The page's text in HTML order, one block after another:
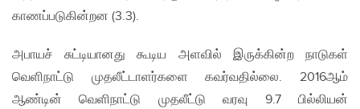
காணப்படுகின்றன (3.3).
அபாயச் சுட்டியானது கூடிய அளவில் இருக்கின்ற நாடுகள்
வெளிநாட்டு முதலீட்டாளர்களை கவர்வதில்லை. 2016ஆம்
ஆண்டின் வெளிநாட்டு முதலீட்டு வரவு 9.7 பில்லியன்